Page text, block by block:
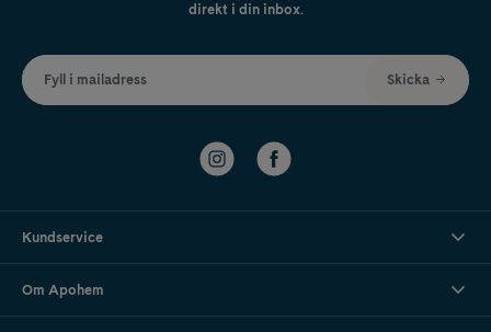
direkt i din inbox.
Fyll i mailadress Skicka
Kundservice
Om Apohem